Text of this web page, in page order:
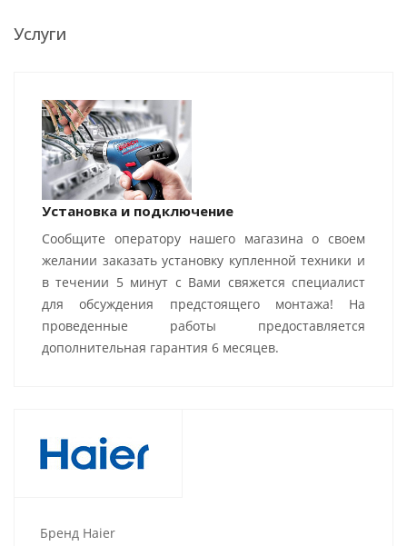
Услуги
Установка и подключение
Сообщите оператору нашего магазина о своем
желании заказать установку купленной техники и
в течении 5 минут с Вами свяжется специалист
для обсуждения предстоящего монтажа! На
проведенные работы предоставляется
дополнительная гарантия 6 месяцев.
Бренд Haier